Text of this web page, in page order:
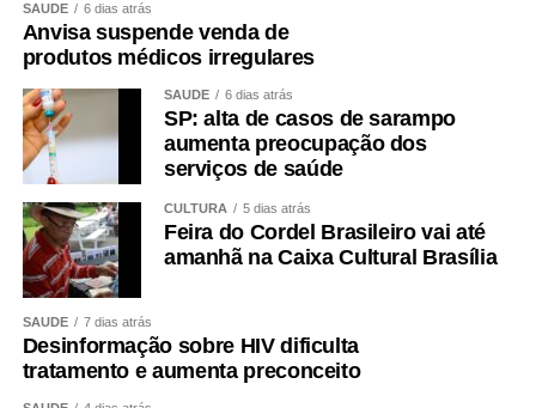
SAÚDE 6 dias atrás
Anvisa suspende venda de
produtos médicos irregulares
SAÚDE 6 dias atrás
SP: alta de casos de sarampo
aumenta preocupação dos
serviços de saúde
CULTURA 5 dias atrás
Feira do Cordel Brasileiro vai até
amanhã na Caixa Cultural Brasília
SAÚDE 7 dias atrás
Desinformação sobre HIV dificulta
tratamento e aumenta preconceito